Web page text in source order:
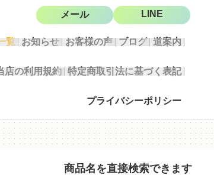
覧 お知らせ お客様の声 ブログ 道案内
店の利用規約 特定商取引法に基づく表記
プライバシーポリシー
メール LINE
商品名を直接検索できます